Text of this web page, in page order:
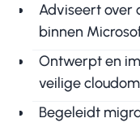
Adviseert over
binnen
Ontwerpt en
veilige
Begeleidt